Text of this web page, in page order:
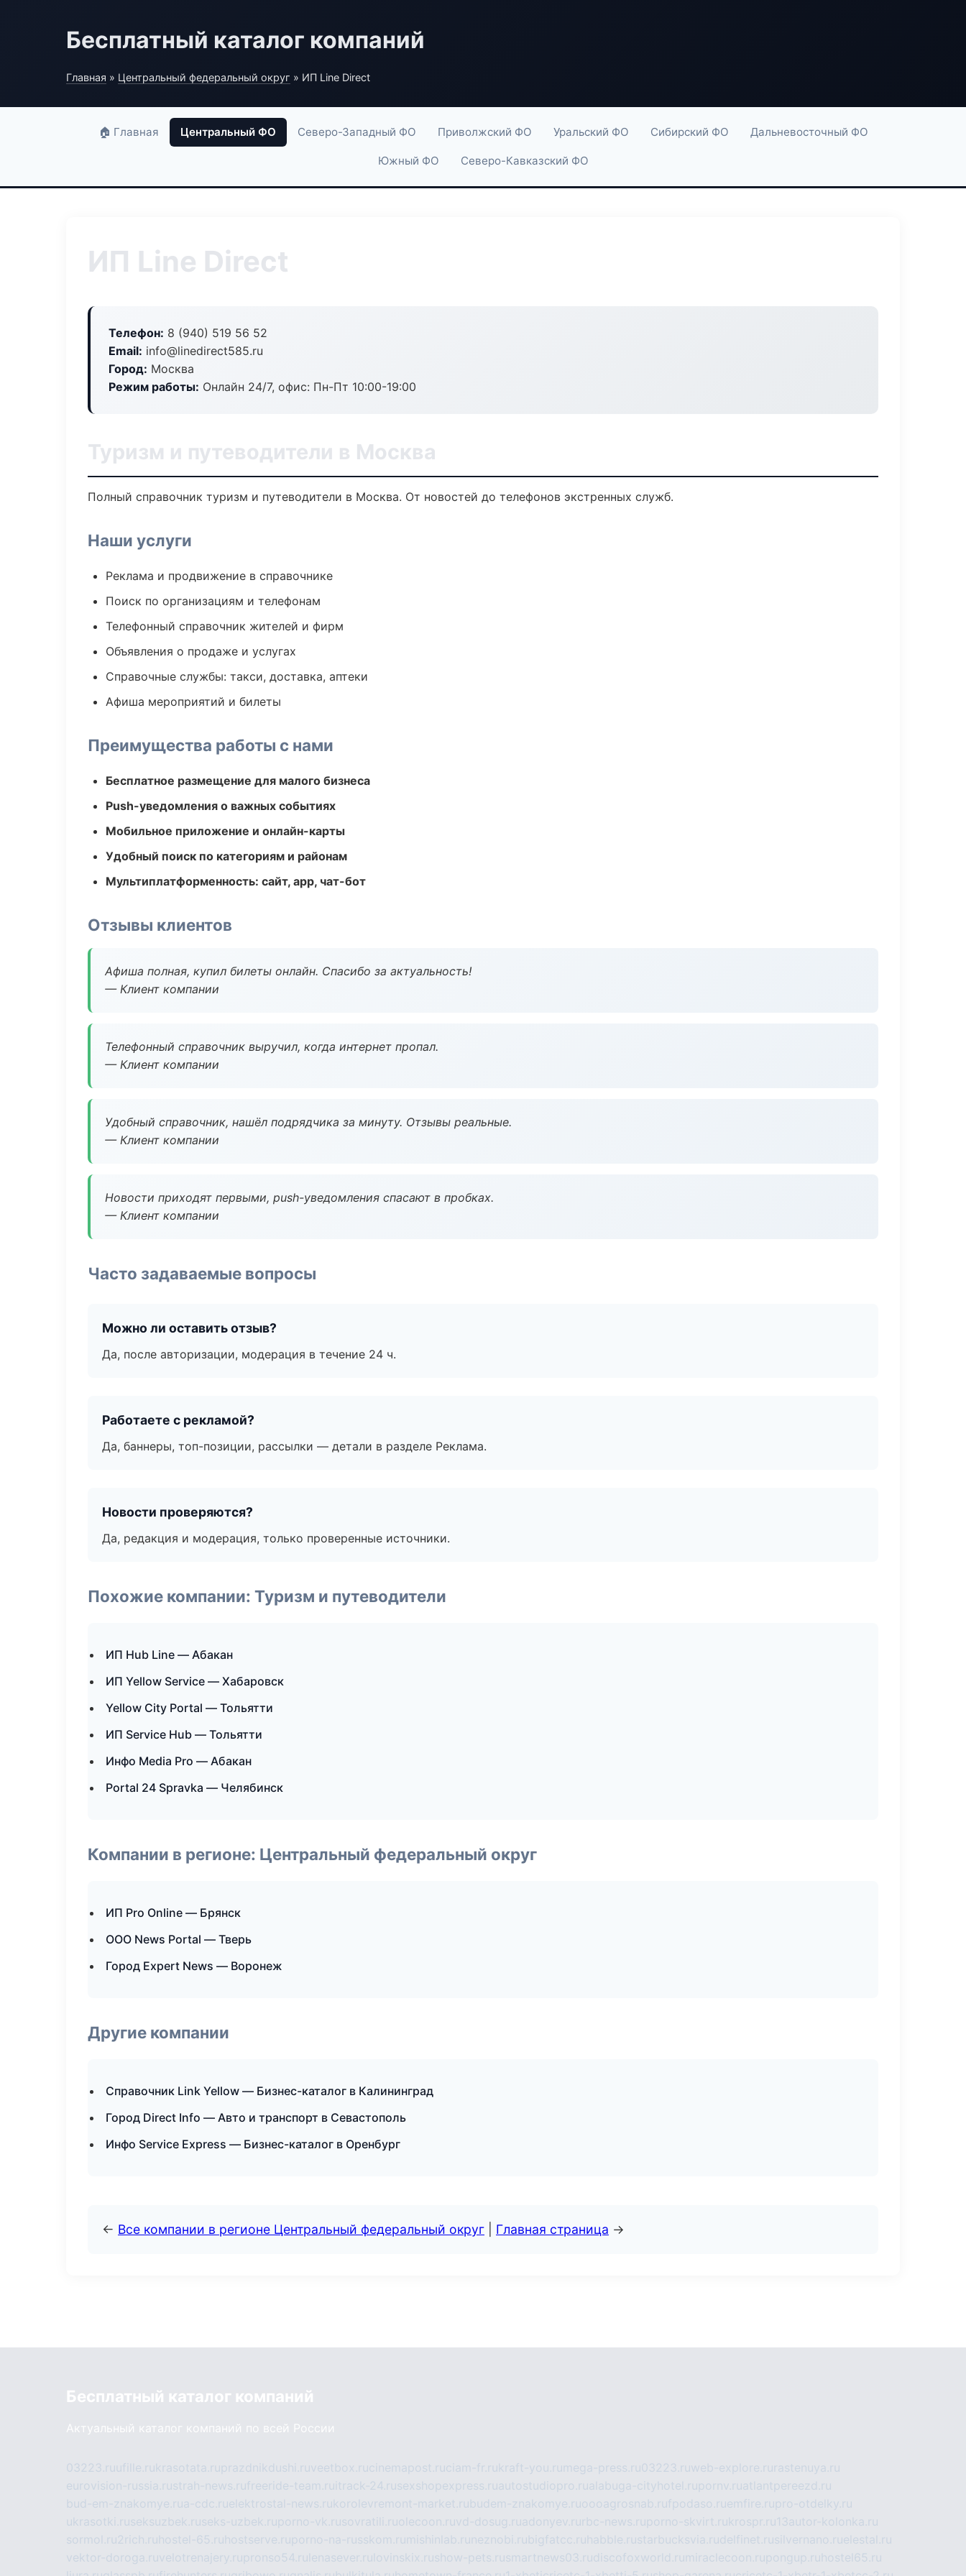
Бесплатный каталог компаний
Главная » Центральный федеральный округ » ИП Line Direct
🏠 Главная Центральный ФО Северо-Западный ФО Приволжский ФО Уральский ФО Сибирский ФО Дальневосточный ФО
Южный ФО Северо-Кавказский ФО
ИП Line Direct
Телефон: 8 (940) 519 56 52
Email: info@linedirect585.ru
Город: Москва
Режим работы: Онлайн 24/7, офис: Пн-Пт 10:00-19:00
Туризм и путеводители в Москва
Полный справочник туризм и путеводители в Москва. От новостей до телефонов экстренных служб.
Наши услуги
Реклама и продвижение в справочнике
Поиск по организациям и телефонам
Телефонный справочник жителей и фирм
Объявления о продаже и услугах
Справочные службы: такси, доставка, аптеки
Афиша мероприятий и билеты
Преимущества работы с нами
Бесплатное размещение для малого бизнеса
Push-уведомления о важных событиях
Мобильное приложение и онлайн-карты
Удобный поиск по категориям и районам
Мультиплатформенность: сайт, app, чат-бот
Отзывы клиентов
Афиша полная, купил билеты онлайн. Спасибо за актуальность!
— Клиент компании
Телефонный справочник выручил, когда интернет пропал.
— Клиент компании
Удобный справочник, нашёл подрядчика за минуту. Отзывы реальные.
— Клиент компании
Новости приходят первыми, push-уведомления спасают в пробках.
— Клиент компании
Часто задаваемые вопросы
Можно ли оставить отзыв?
Да, после авторизации, модерация в течение 24 ч.
Работаете с рекламой?
Да, баннеры, топ-позиции, рассылки — детали в разделе Реклама.
Новости проверяются?
Да, редакция и модерация, только проверенные источники.
Похожие компании: Туризм и путеводители
ИП Hub Line — Абакан
ИП Yellow Service — Хабаровск
Yellow City Portal — Тольятти
ИП Service Hub — Тольятти
Инфо Media Pro — Абакан
Portal 24 Spravka — Челябинск
Компании в регионе: Центральный федеральный округ
ИП Pro Online — Брянск
ООО News Portal — Тверь
Город Expert News — Воронеж
Другие компании
Справочник Link Yellow — Бизнес-каталог в Калининград
Город Direct Info — Авто и транспорт в Севастополь
Инфо Service Express — Бизнес-каталог в Оренбург
← Все компании в регионе Центральный федеральный округ Главная страница →
Бесплатный каталог компаний
Актуальный каталог компаний по всей России
03223.ruufille.rukrasotata.ruprazdnikdushi.ruveetbox.rucinemapost.ruciam-fr.rukraft-you.ru mega-press.ru03223.ruweb-explore.ru rastenuya.ru
eurovision-russia.rustrah-news.rufreeride-team.ru itrack-24.rusexshopexpress.ruautostudiopro.rualabuga-cityhotel.rupornv.ruatlantpereezd.ru
bud-em-znakomye.rua-cdc.ruelektrostal-news.rukorolevremont-market.rubudem-znakomye.ruoooagrosnab.rufpodaso.ruemfire.rupro-otdelky.ru
ukrasotki.ruseksuzbek.ruseks-uzbek.ruporno-vk.rusovratili.ruolecoon.ruvd-dosug.ruadonyev.ru rbc-news.ruporno-skvirt.rukrospr.ru13autor-kolonka.ru
sormol.ru2rich.ru hostel-65.ru hostserve.ruporno-na-russkom.ru mishinlab.ru neznobi.rubigfatcc.ru habble.rustarbucksvia.rudelfinet.rusilvernano.ruelestal.ru
vektor-doroga.ruvelotrenajery.rupronso54.ru lenasever.ru lovinskix.rushow-pets.rusmartnews03.rudiscofoxworld.ru miraclecoon.rupongup.ru hostel65.ru